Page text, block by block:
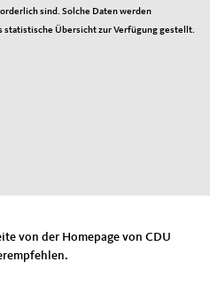
Kurs fort: Stadtrat
(SEKO)
von https://www.cdu-st-
von der Homepage von CDU
sind. Solche Daten werden
statistische Übersicht zur Verfügung gestellt.